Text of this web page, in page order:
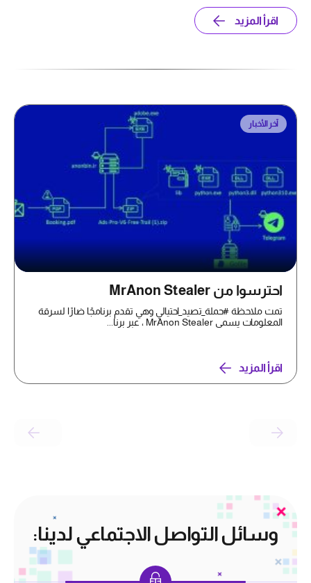
اقرأ المزيد
آخر الأخبار
احترسوا من MrAnon Stealer
تمت ملاحظة #حملة_تصيد_احتيالي وهي تقدم برنامجًا ضارًا لسرقة
المعلومات يسمى MrAnon Stealer ، عبر برنا...
اقرأ المزيد
وسائل التواصل الاجتماعي لدينا: